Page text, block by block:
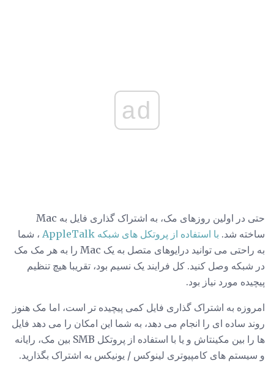
ad
حتی در اولین روزهای مک، به اشتراک گذاری فایل به Mac
ساخته شد. با استفاده از پروتکل های شبکه AppleTalk
، شما
به راحتی می توانید درایوهای متصل به یک Mac را به هر مک مک
در شبکه وصل کنید. کل فرایند یک نسیم بود، تقریبا هیچ تنظیم
پیچیده مورد نیاز بود.
امروزه به اشتراک گذاری فایل کمی پیچیده تر است، اما مک هنوز
روند ساده ای را انجام می دهد، به شما این امکان را می دهد فایل
ها را بین مکینتاش و یا با استفاده از پروتکل SMB بین مک، رایانه
و سیستم های کامپیوتری لینوکس / یونیکس به اشتراک بگذارید.